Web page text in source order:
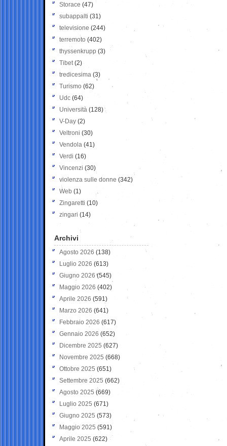
Storace (47)
subappalti (31)
televisione(244)
terremoto (402)
thyssenkrupp (3)
Tibet(2)
tredicesima (3)
Turismo (62)
Udc (64)
Università (128)
V-Day (2)
Veltroni (30)
Vendola (41)
Verdi (16)
Vincenzi (30)
violenza sulle donne (342)
Web (1)
Zingaretti (10)
zingari (14)
Archivi
Agosto 2026 (138)
Luglio 2026 (613)
Giugno 2026 (545)
Maggio 2026 (402)
Aprile 2026 (591)
Marzo 2026 (641)
Febbraio 2026 (617)
Gennaio 2026 (652)
Dicembre 2025 (627)
Novembre 2025 (668)
Ottobre 2025 (651)
Settembre 2025 (662)
Agosto 2025 (669)
Luglio 2025 (671)
Giugno 2025 (573)
Maggio 2025 (591)
Aprile 2025 (622)